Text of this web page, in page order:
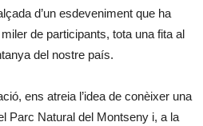
d’un esdeveniment que ha
de participants, tota una fita al
del nostre país.
ens atreia l’idea de conèixer una
Parc Natural del Montseny i, a la